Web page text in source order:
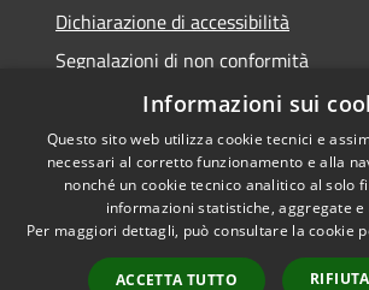
Dichiarazione di accessibilità
Segnalazioni di non conformità
Accessibilità
Privacy
Copyright
Informazioni sui
Questo sito web utilizza cookie tecnici e
necessari al corretto funzionamento e alla
nonché un cookie tecnico analitico al solo
informazioni statistiche, aggregate e
Per maggiori dettagli, può consultare la cookie
ACCETTA TUTTO